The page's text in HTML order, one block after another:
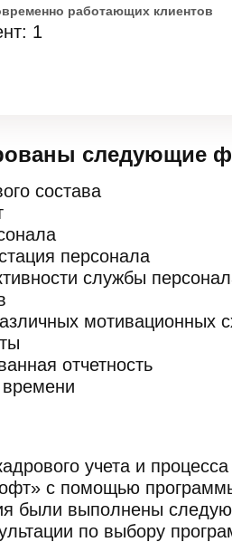
работающих клиентов
1
следующие
состава
персонала
службы
мотивационных
отчетность
времени
учета и
с помощью
были выполнены
по выбору